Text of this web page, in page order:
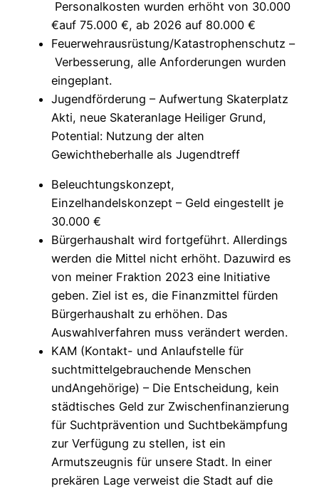
Personalkosten wurden erhöht von 30.000
€auf 75.000 €, ab 2026 auf 80.000 €
Feuerwehrausrüstung/Katastrophenschutz –
Verbesserung, alle Anforderungen wurden
eingeplant.
Jugendförderung – Aufwertung Skaterplatz
Akti, neue Skateranlage Heiliger Grund,
Potential: Nutzung der alten
Gewichtheberhalle als Jugendtreff
Beleuchtungskonzept,
Einzelhandelskonzept – Geld eingestellt je
30.000 €
Bürgerhaushalt wird fortgeführt. Allerdings
werden die Mittel nicht erhöht. Dazuwird es
von meiner Fraktion 2023 eine Initiative
geben. Ziel ist es, die Finanzmittel fürden
Bürgerhaushalt zu erhöhen. Das
Auswahlverfahren muss verändert werden.
KAM (Kontakt- und Anlaufstelle für
suchtmittelgebrauchende Menschen
undAngehörige) – Die Entscheidung, kein
städtisches Geld zur Zwischenfinanzierung
für Suchtprävention und Suchtbekämpfung
zur Verfügung zu stellen, ist ein
Armutszeugnis für unsere Stadt. In einer
prekären Lage verweist die Stadt auf die